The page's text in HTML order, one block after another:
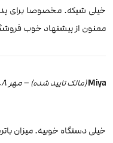
خیلی شیکه. مخصوصا برای
ممنون از پیشنهاد خوب
Miya(مالک تایید شده) – مهر 8, 1402
خیلی دستگاه خوبیه. میزان